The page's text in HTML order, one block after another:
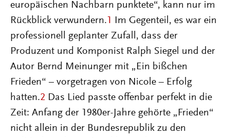
europäischen Nachbarn punktete“, kann nur im
Rückblick verwundern. 1 Im Gegenteil, es war ein
professionell geplanter Zufall, dass der
Produzent und Komponist Ralph Siegel und der
Autor Bernd Meinunger mit „Ein bißchen
Frieden“ – vorgetragen von Nicole – Erfolg
hatten.2 Das Lied passte offenbar perfekt in die
Zeit: Anfang der 1980er-Jahre gehörte „Frieden“
nicht allein in der Bundesrepublik zu den